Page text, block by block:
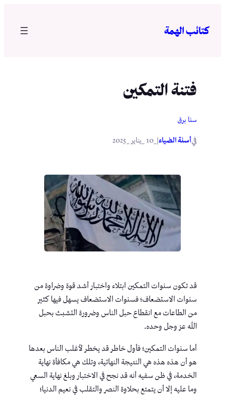
المحتوى
كتائب الهمة
فتنة التمكين
سنا برق
فيأسنة الضياء
قد تكون سنوات التمكين ابتلاء واختبار أشد قوة وضراوة من
سنوات الاستضعاف؛ فسنوات الاستضعاف يسهل فيها كثير
من الطاعات مع انقطاع حبل الناس وضرورة التشبث بحبل
الله عز وجل وحده.
أما سنوات التمكين؛ فأول خاطر قد يخطر لأغلب الناس بعدها
هو أن هذه هذه هي النتيجة النهائية، وتلك هي مكافأة نهاية
الخدمة، في ظن سفيه أنه قد نجح في الاختبار وبلغ نهاية السعي
وما عليه إلا أن يتمتع بحلاوة النصر والتقلب في نعيم الدنيا؛